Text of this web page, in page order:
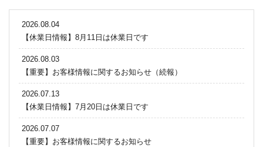
2026.08.04
【休業日情報】8月11日は休業日です
2026.08.03
【重要】お客様情報に関するお知らせ（続報）
2026.07.13
【休業日情報】7月20日は休業日です
2026.07.07
【重要】お客様情報に関するお知らせ